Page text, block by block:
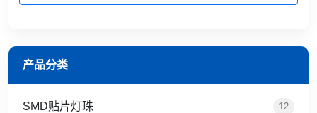
产品分类
SMD贴片灯珠 12